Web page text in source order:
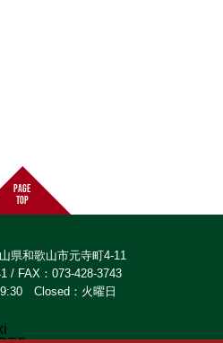
page
top
県和歌山市元寺町4-11
/ FAX：073-428-3743
Closed：火曜日